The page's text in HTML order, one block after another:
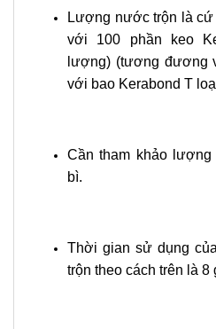
Lượng nước trộn là
với 100 phần keo
lượng) (tương đương
với bao Kerabond T
Cần tham khảo
bì.
Thời gian sử dụng
trộn theo cách trên là 8